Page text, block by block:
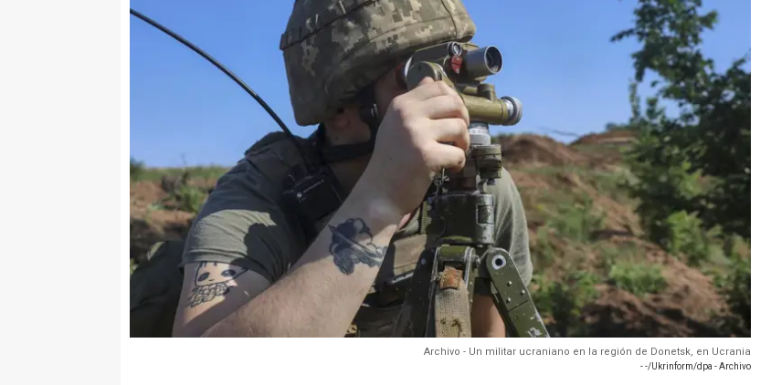
Archivo - Un militar ucraniano en la región de Donetsk, en Ucrania
- -/Ukrinform/dpa - Archivo